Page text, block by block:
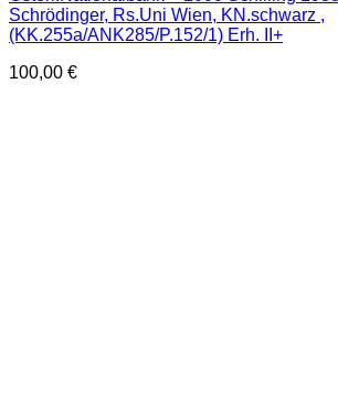
Schrödinger, Rs.Uni Wien, KN.schwarz ,
(KK.255a/ANK285/P.152/1) Erh. II+
100,00 €